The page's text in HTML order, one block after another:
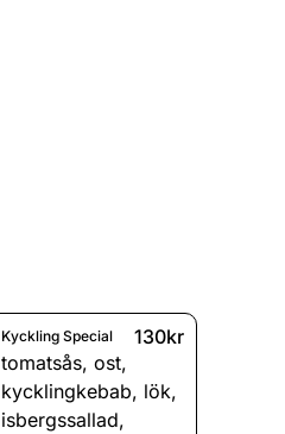
Kyckling Special
130kr
tomatsås,ost,
kycklingkebab, lök,
isbergssallad,